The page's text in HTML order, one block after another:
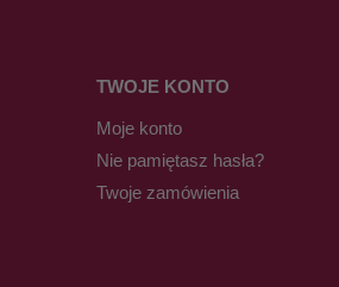
TWOJE KONTO
Moje konto
Nie pamiętasz hasła?
Twoje zamówienia